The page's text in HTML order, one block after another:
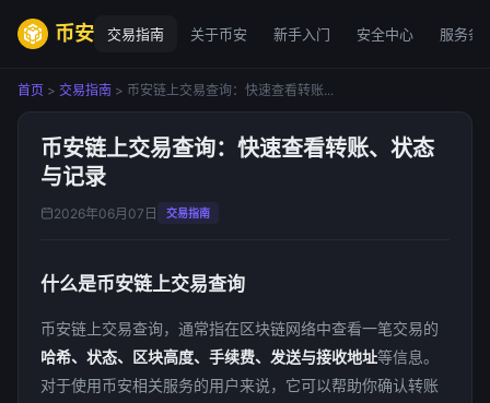
币安 交易指南 关于币安 新手入门 安全中心 服务条
首页 > 交易指南 > 币安链上交易查询：快速查看转账...
币安链上交易查询：快速查看转账、状态
与记录
2026年06月07日 交易指南
什么是币安链上交易查询
币安链上交易查询，通常指在区块链网络中查看一笔交易的
哈希、状态、区块高度、手续费、发送与接收地址等信息。
对于使用币安相关服务的用户来说，它可以帮助你确认转账